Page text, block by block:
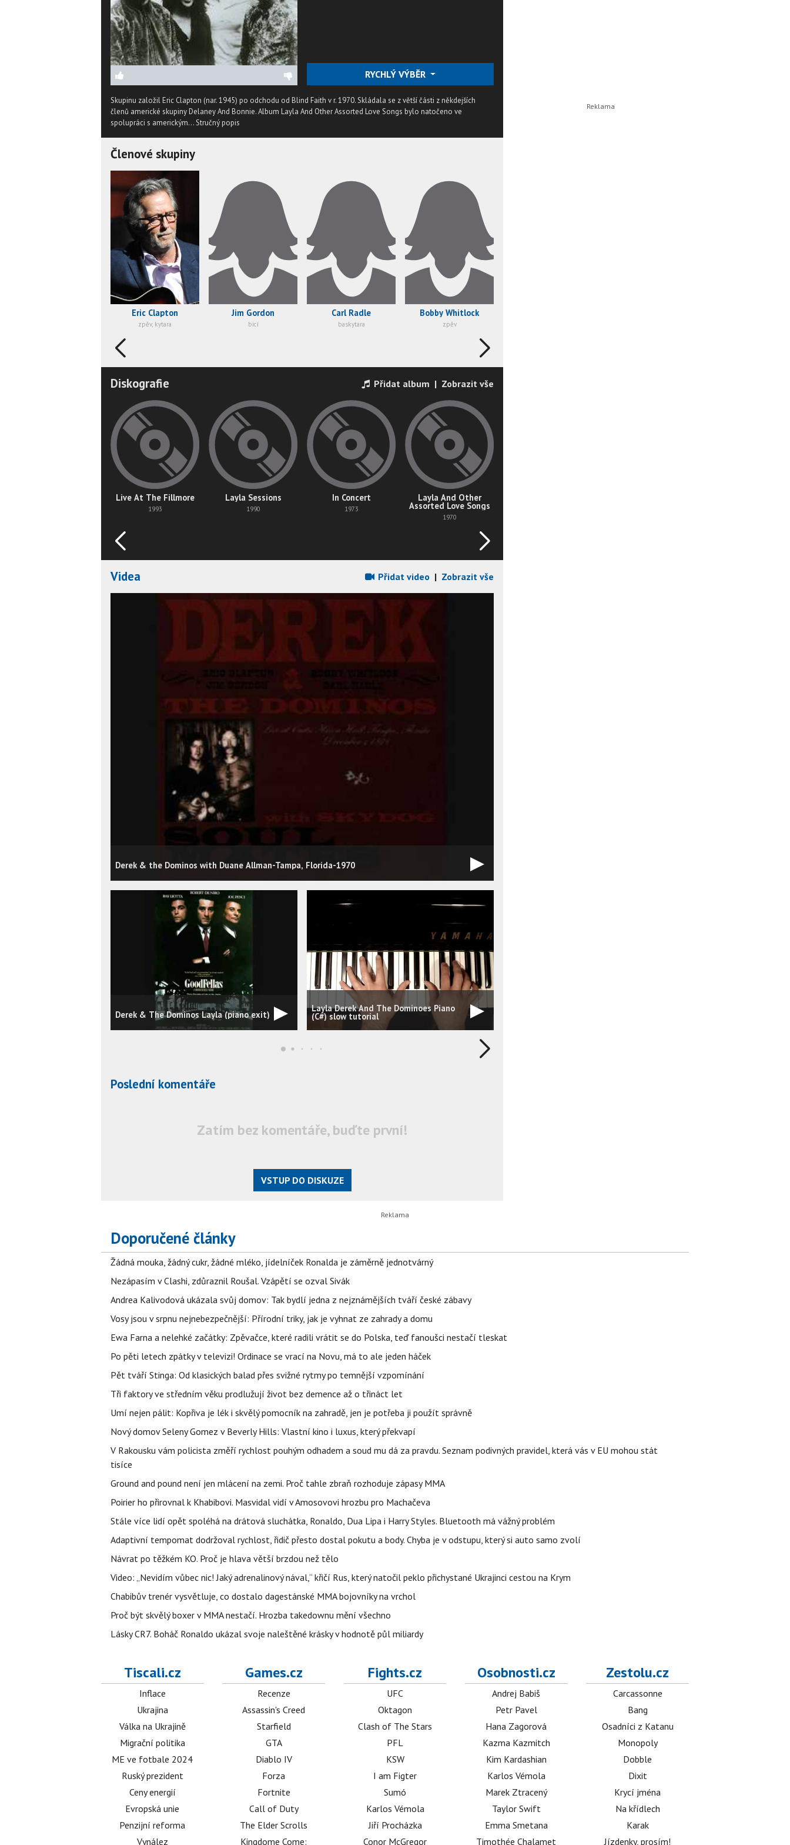
RYCHLÝ VÝBĚR
Skupinu založil Eric Clapton (nar. 1945) po odchodu od Blind Faith v r. 1970. Skládala se z větší části z někdejších
členů americké skupiny Delaney And Bonnie. Album Layla And Other Assorted Love Songs bylo natočeno ve
spolupráci s americkým...Stručný popis
Členové skupiny
Eric Clapton
zpěv, kytara
Jim Gordon
bicí
Carl Radle
baskytara
Bobby Whitlock
zpěv
Diskografie Přidat album | Zobrazit vše
Live At The Fillmore
1993
Layla Sessions
1990
In Concert
1973
Layla And Other
Assorted Love Songs
1970
Videa Přidat video | Zobrazit vše
Derek & the Dominos with Duane Allman-Tampa, Florida-1970
Derek & The Dominos Layla (piano exit)
Layla Derek And The Dominoes Piano
(C#) slow tutorial
Poslední komentáře
Zatím bez komentáře, buďte první!
VSTUP DO DISKUZE
Doporučené články
Žádná mouka, žádný cukr, žádné mléko, jídelníček Ronalda je záměrně jednotvárný
Nezápasím v Clashi, zdůraznil Roušal. Vzápětí se ozval Sivák
Andrea Kalivodová ukázala svůj domov: Tak bydlí jedna z nejznámějších tváří české zábavy
Vosy jsou v srpnu nejnebezpečnější: Přírodní triky, jak je vyhnat ze zahrady a domu
Ewa Farna a nelehké začátky: Zpěvačce, které radili vrátit se do Polska, teď fanoušci nestačí tleskat
Po pěti letech zpátky v televizi! Ordinace se vrací na Novu, má to ale jeden háček
Pět tváří Stinga: Od klasických balad přes svižné rytmy po temnější vzpomínání
Tři faktory ve středním věku prodlužují život bez demence až o třináct let
Umí nejen pálit: Kopřiva je lék i skvělý pomocník na zahradě, jen je potřeba ji použít správně
Nový domov Seleny Gomez v Beverly Hills: Vlastní kino i luxus, který překvapí
V Rakousku vám policista změří rychlost pouhým odhadem a soud mu dá za pravdu. Seznam podivných pravidel, která vás v EU mohou stát
tisíce
Ground and pound není jen mlácení na zemi. Proč tahle zbraň rozhoduje zápasy MMA
Poirier ho přirovnal k Khabibovi. Masvidal vidí v Amosovovi hrozbu pro Machačeva
Stále více lidí opět spoléhá na drátová sluchátka, Ronaldo, Dua Lipa i Harry Styles. Bluetooth má vážný problém
Adaptivní tempomat dodržoval rychlost, řidič přesto dostal pokutu a body. Chyba je v odstupu, který si auto samo zvolí
Návrat po těžkém KO. Proč je hlava větší brzdou než tělo
Video: „Nevidím vůbec nic! Jaký adrenalinový nával,“ křičí Rus, který natočil peklo přichystané Ukrajinci cestou na Krym
Chabibův trenér vysvětluje, co dostalo dagestánské MMA bojovníky na vrchol
Proč být skvělý boxer v MMA nestačí. Hrozba takedownu mění všechno
Lásky CR7. Boháč Ronaldo ukázal svoje naleštěné krásky v hodnotě půl miliardy
Tiscali.cz
Inflace
Ukrajina
Válka na Ukrajině
Migrační politika
ME ve fotbale 2024
Ruský prezident
Ceny energií
Evropská unie
Penzijní reforma
Vynález
Games.cz
Recenze
Assassin's Creed
Starfield
GTA
Diablo IV
Forza
Fortnite
Call of Duty
The Elder Scrolls
Kingdome Come:
Fights.cz
UFC
Oktagon
Clash of The Stars
PFL
KSW
I am Figter
Sumó
Karlos Vémola
Jiří Procházka
Conor McGregor
Osobnosti.cz
Andrej Babiš
Petr Pavel
Hana Zagorová
Kazma Kazmitch
Kim Kardashian
Karlos Vémola
Marek Ztracený
Taylor Swift
Emma Smetana
Timothée Chalamet
Zestolu.cz
Carcassonne
Bang
Osadníci z Katanu
Monopoly
Dobble
Dixit
Krycí jména
Na křídlech
Karak
Jízdenky, prosím!